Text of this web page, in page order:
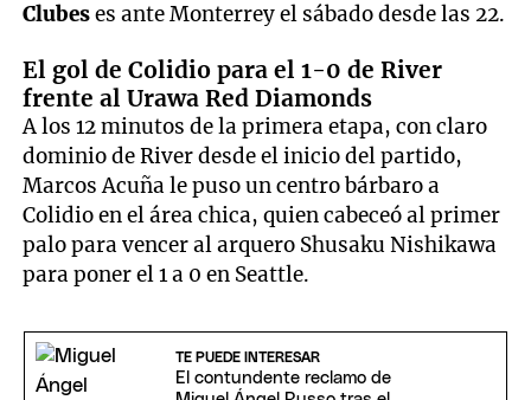
Clubeses ante Monterrey el sábado desde las 22.
El gol de Colidio para el 1-0 de River
frente al Urawa Red Diamonds
A los 12 minutos de la primera etapa, con claro
dominio de River desde el inicio del partido,
Marcos Acuña le puso un centro bárbaro a
Colidio en el área chica, quien cabeceó al primer
palo para vencer al arquero Shusaku Nishikawa
para poner el 1 a 0 en Seattle.
TE PUEDE INTERESAR
El contundente reclamo de